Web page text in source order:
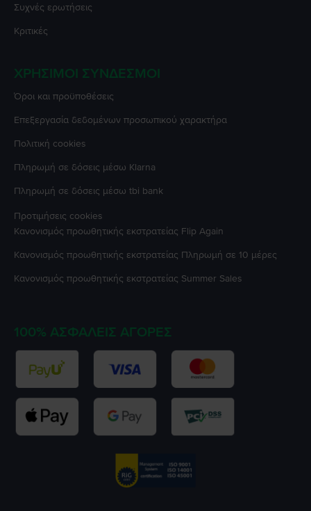
Συχνές ερωτήσεις
Κριτικές
ΧΡΉΣΙΜΟΙ ΣΎΝΔΕΣΜΟΙ
Όροι και προϋποθέσεις
Επεξεργασία δεδομένων προσωπικού χαρακτήρα
Πολιτική cookies
Πληρωμή σε δόσεις μέσω Klarna
Πληρωμή σε δόσεις μέσω tbi bank
Προτιμήσεις cookies
Κανονισμός προωθητικής εκστρατείας Flip Again
Κανονισμός προωθητικής εκστρατείας Πληρωμή σε 10 μέρες
Κανονισμός προωθητικής εκστρατείας Summer Sales
100% ΑΣΦΑΛΕΊΣ ΑΓΟΡΈΣ